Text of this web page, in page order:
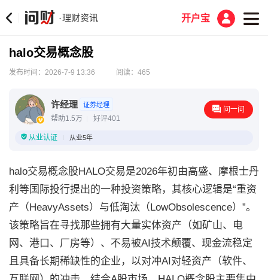
·理财资讯 开户宝
halo交易概念股
发布时间：2026-7-9 13:36 阅读：465
许经理 证券经理
帮助1.5万 好评401
问一问
从业认证 从业5年
halo交易概念股HALO交易是2026年初由高盛、摩根士丹
利等国际投行提出的一种投资策略，其核心逻辑是“重资
产（HeavyAssets）与低淘汰（LowObsolescence）”。
该策略旨在寻找那些拥有大量实体资产（如矿山、电
网、港口、厂房等）、不易被AI技术颠覆、现金流稳定
且具备长期稀缺性的企业，以对冲AI对轻资产（软件、